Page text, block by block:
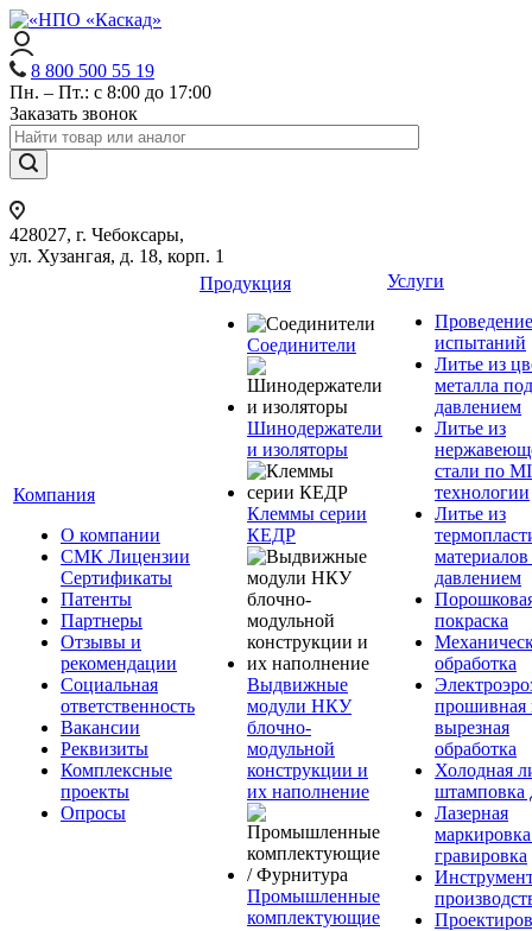
8 800 500 55 19
Пн. – Пт.: с 8:00 до 17:00
Заказать звонок
428027, г. Чебоксары,
ул. Хузангая, д. 18, корп. 1
Компания
О компании
СМК Лицензии
Сертификаты
Патенты
Партнеры
Отзывы и
рекомендации
Социальная
ответственность
Вакансии
Реквизиты
Комплексные
проекты
Опросы
Продукция
Соединители
Шинодержатели
и изоляторы
Клеммы серии
КЕДР
Выдвижные
модули НКУ
блочно-
модульной
конструкции и
их наполнение
Промышленные
комплектующие
Услуги
Проведение
испытаний
Литье из
металла под
давлением
Литье из
стали по
технологии
Литье из
давлением
покраска
обработка
прошивная
вырезная
обработка
Холодная
штамповка
Лазерная
гравировка